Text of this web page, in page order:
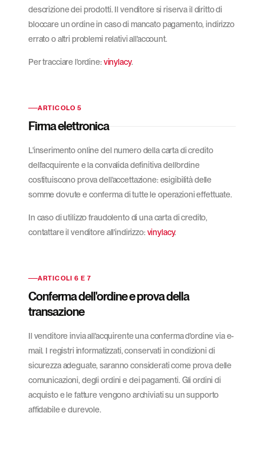
descrizione dei prodotti. Il venditore si riserva il diritto di
bloccare un ordine in caso di mancato pagamento, indirizzo
errato o altri problemi relativi all'account.
Per tracciare l'ordine:vinylacy.
ARTICOLO 5
Firma elettronica
L'inserimento online del numero della carta di credito
dell'acquirente e la convalida definitiva dell'ordine
costituiscono prova dell'accettazione: esigibilità delle
somme dovute e conferma di tutte le operazioni effettuate.
In caso di utilizzo fraudolento di una carta di credito,
contattare il venditore all'indirizzo:vinylacy.
ARTICOLI 6 E 7
Conferma dell'ordine e prova della
transazione
Il venditore invia all'acquirente una conferma d'ordine via e-
mail. I registri informatizzati, conservati in condizioni di
sicurezza adeguate, saranno considerati come prova delle
comunicazioni, degli ordini e dei pagamenti. Gli ordini di
acquisto e le fatture vengono archiviati su un supporto
affidabile e durevole.